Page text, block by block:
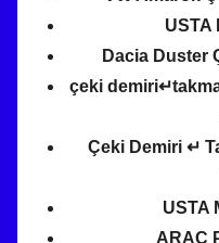
USTA
Dacia Duster
çeki
Çeki Demiri ↵
USTA
ARAÇ